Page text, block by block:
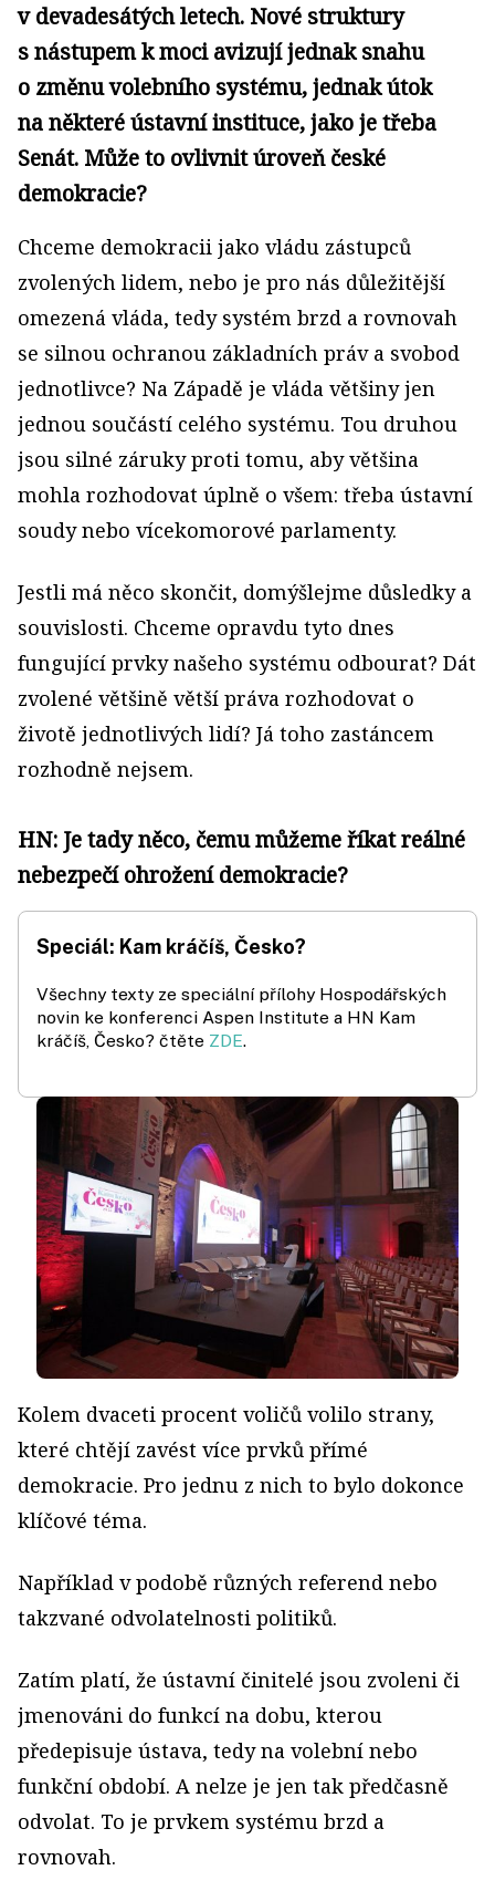
v devadesátých letech. Nové struktury
s nástupem k moci avizují jednak snahu
o změnu volebního systému, jednak útok
na některé ústavní instituce, jako je třeba
Senát. Může to ovlivnit úroveň české
demokracie?
Chceme demokracii jako vládu zástupců
zvolených lidem, nebo je pro nás důležitější
omezená vláda, tedy systém brzd a rovnovah
se silnou ochranou základních práv a svobod
jednotlivce? Na Západě je vláda většiny jen
jednou součástí celého systému. Tou druhou
jsou silné záruky proti tomu, aby většina
mohla rozhodovat úplně o všem: třeba ústavní
soudy nebo vícekomorové parlamenty.
Jestli má něco skončit, domýšlejme důsledky a
souvislosti. Chceme opravdu tyto dnes
fungující prvky našeho systému odbourat? Dát
zvolené většině větší práva rozhodovat o
životě jednotlivých lidí? Já toho zastáncem
rozhodně nejsem.
HN: Je tady něco, čemu můžeme říkat reálné
nebezpečí ohrožení demokracie?
Speciál: Kam kráčíš, Česko?
Všechny texty ze speciální přílohy Hospodářských
novin ke konferenci Aspen Institute a HN Kam
kráčíš, Česko? čtěte ZDE.
Kolem dvaceti procent voličů volilo strany,
které chtějí zavést více prvků přímé
demokracie. Pro jednu z nich to bylo dokonce
klíčové téma.
Například v podobě různých referend nebo
takzvané odvolatelnosti politiků.
Zatím platí, že ústavní činitelé jsou zvoleni či
jmenováni do funkcí na dobu, kterou
předepisuje ústava, tedy na volební nebo
funkční období. A nelze je jen tak předčasně
odvolat. To je prvkem systému brzd a
rovnovah.